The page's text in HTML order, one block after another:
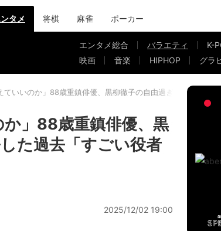
タメ 将棋 麻雀 ポーカー
エンタメ総合 バラエティ K-
映画
音楽 HIPHOP グラ
ていいのか」88歳重鎮俳優、黒柳徹子の自由過ぎる演技に驚愕
か」88歳重鎮俳優、黒
た過去「すごい役者
2025/12/02 19:00